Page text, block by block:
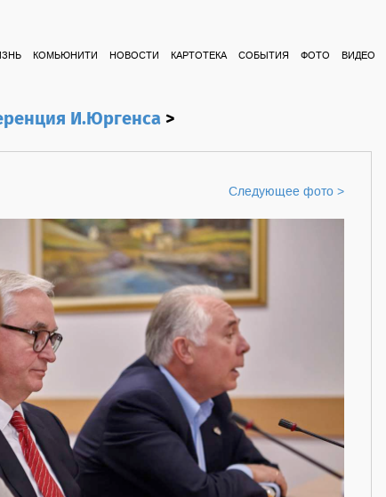
КОМЬЮНИТИ НОВОСТИ КАРТОТЕКА СОБЫТИЯ ФОТО ВИДЕО
И.Юргенса>
Следующее фото >